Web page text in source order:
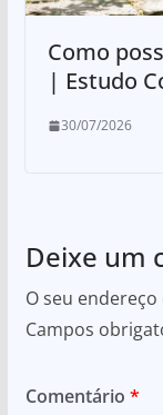
Como
| Estudo
30/07/2026
Deixe um
O seu
Campos
Comentário *